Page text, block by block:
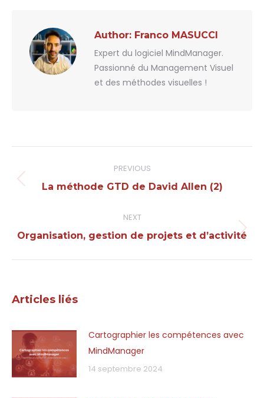
Author: Franco MASUCCI
Expert du logiciel MindManager.
Passionné du Management Visuel
et des méthodes visuelles !
navigation
PREVIOUS
Previous
La méthode GTD de David Allen (2)
NEXT
Next
Organisation, gestion de projets et d’activité
Articles liés
Cartographier les compétences avec
MindManager
14 septembre 2024